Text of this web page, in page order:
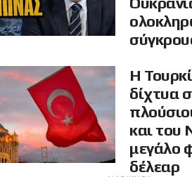
Η
δίχτυα
και του
μεγάλο
δέλεαρ